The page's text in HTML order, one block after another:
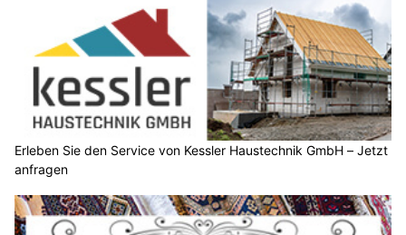
Erleben Sie den Service von Kessler Haustechnik GmbH – Jetzt
anfragen